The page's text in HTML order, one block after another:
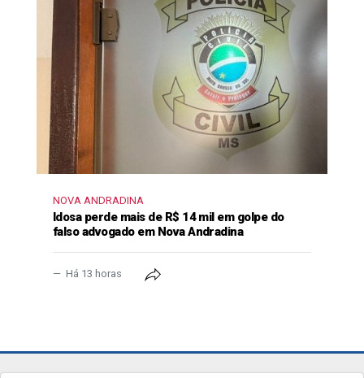
NOVA ANDRADINA
Idosa perde mais de R$ 14 mil em golpe do
falso advogado em Nova Andradina
Há 13 horas